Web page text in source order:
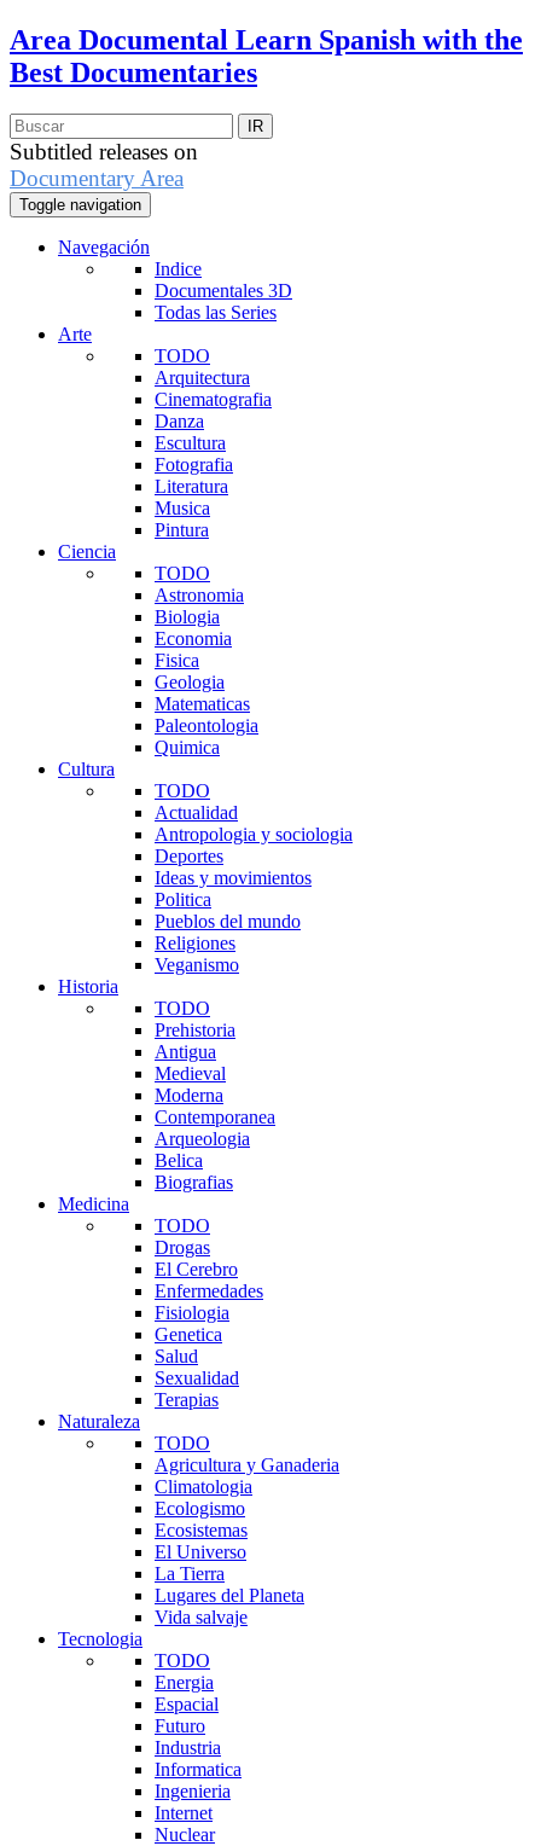
Area Documental Learn Spanish with the
Best Documentaries
Subtitled releases on
Documentary Area
Toggle navigation
Navegación
Indice
Documentales 3D
Todas las Series
Arte
TODO
Arquitectura
Cinematografia
Danza
Escultura
Fotografia
Literatura
Musica
Pintura
Ciencia
TODO
Astronomia
Biologia
Economia
Fisica
Geologia
Matematicas
Paleontologia
Quimica
Cultura
TODO
Actualidad
Antropologia y sociologia
Deportes
Ideas y movimientos
Politica
Pueblos del mundo
Religiones
Veganismo
Historia
TODO
Prehistoria
Antigua
Medieval
Moderna
Contemporanea
Arqueologia
Belica
Biografias
Medicina
TODO
Drogas
El Cerebro
Enfermedades
Fisiologia
Genetica
Salud
Sexualidad
Terapias
Naturaleza
TODO
Agricultura y Ganaderia
Climatologia
Ecologismo
Ecosistemas
El Universo
La Tierra
Lugares del Planeta
Vida salvaje
Tecnologia
TODO
Energia
Espacial
Futuro
Industria
Informatica
Ingenieria
Internet
Nuclear